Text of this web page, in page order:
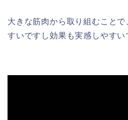
大きな筋肉から取り組むこと
すいですし効果も実感しやすい